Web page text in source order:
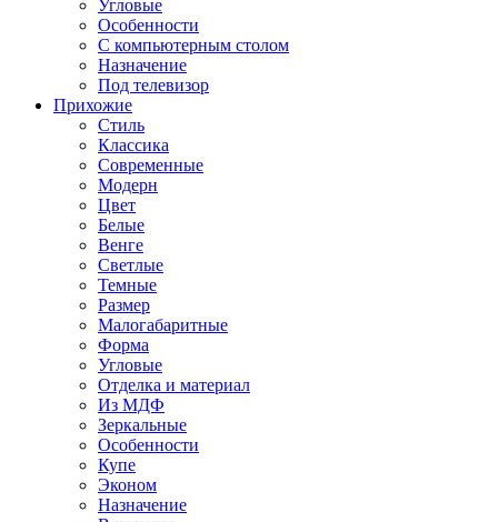
Угловые
Особенности
С компьютерным столом
Назначение
Под телевизор
Прихожие
Стиль
Классика
Современные
Модерн
Цвет
Белые
Венге
Светлые
Темные
Размер
Малогабаритные
Форма
Угловые
Отделка и материал
Из МДФ
Зеркальные
Особенности
Купе
Эконом
Назначение